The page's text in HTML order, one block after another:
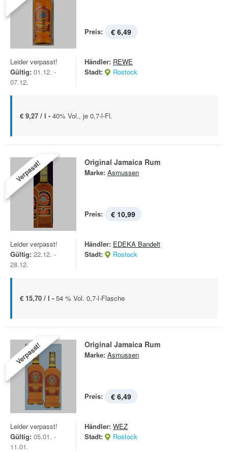
Preis: € 6,49
Leider verpasst!
Gültig: 01.12. -
07.12.
Händler: REWE
Stadt:
Rostock
€ 9,27 / l - 40% Vol., je 0,7-l-Fl.
Verpasst! Original Jamaica Rum
Marke: Asmussen
Preis: € 10,99
Leider verpasst!
Gültig: 22.12. -
28.12.
Händler: EDEKA Bandelt
Stadt:
Rostock
€ 15,70 / l - 54 % Vol. 0,7-l-Flasche
Verpasst! Original Jamaica Rum
Marke: Asmussen
Preis: € 6,49
Leider verpasst!
Gültig: 05.01. -
11.01.
Händler: WEZ
Stadt:
Rostock